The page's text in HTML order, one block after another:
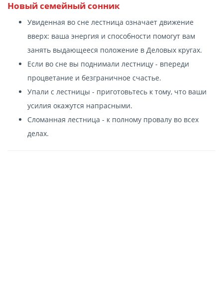
Новый семейный сонник
Увиденная во сне лестница означает движение
вверх: ваша энергия и способности помогут вам
занять выдающееся положение в Деловых кругах.
Если во сне вы поднимали лестницу - впереди
процветание и безграничное счастье.
Упали с лестницы - приготовьтесь к тому, что ваши
усилия окажутся напрасными.
Сломанная лестница - к полному провалу во всех
делах.